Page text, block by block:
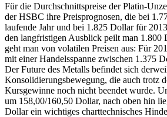
Für die Durchschnittspreise der Platin-
der HSBC ihre Preisprognosen, die bei
laufende Jahr und bei 1.825 Dollar für
den langfristigen Ausblick peilt man 1.800
geht man von volatilen Preisen aus: Für
mit einer Handelsspanne zwischen 1.375
Der Future des Metalls befindet sich
Konsolidierungsbewegung, die auch trotz
Kursgewinne noch nicht beendet wurde.
um 158,00/160,50 Dollar, nach oben hin
Dollar ein wichtiges charttechnisches